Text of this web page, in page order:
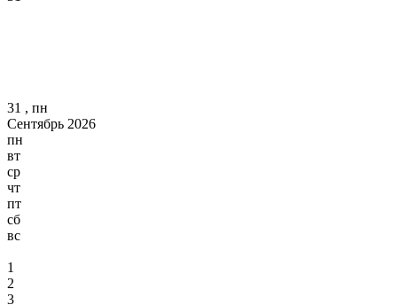
31 , пн
Сентябрь 2026
пн
вт
ср
чт
пт
сб
вс
1
2
3